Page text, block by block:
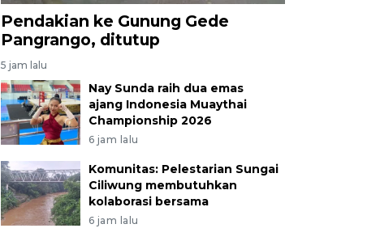
Pendakian ke Gunung Gede
Pangrango, ditutup
5 jam lalu
Nay Sunda raih dua emas
ajang Indonesia Muaythai
Championship 2026
6 jam lalu
Komunitas: Pelestarian Sungai
Ciliwung membutuhkan
kolaborasi bersama
6 jam lalu